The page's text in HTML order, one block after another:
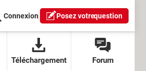
Connexion Posez votrequestion
Téléchargement Forum